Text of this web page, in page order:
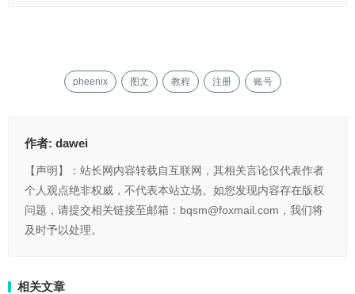
pheenix 图文 教程 注册 账号
作者: dawei
【声明】：站长网内容转载自互联网，其相关言论仅代表作者
个人观点绝非权威，不代表本站立场。如您发现内容存在版权
问题，请提交相关链接至邮箱：bqsm@foxmail.com，我们将
及时予以处理。
相关文章